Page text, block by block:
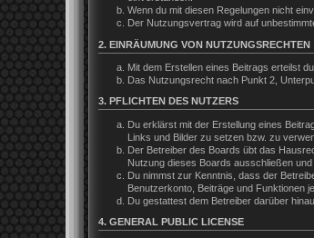
Wenn du mit diesen Regelungen nicht
Der Nutzungsvertrag wird auf
2. EINRÄUMUNG VON NUTZUNGSRECHTEN
Mit dem Erstellen eines Beitrags erteilst
Das Nutzungsrecht nach Punkt 2,
3. PFLICHTEN DES NUTZERS
Du erklärst mit der Erstellung eines
Links und Bilder zu setzen bzw. zu
Der Betreiber des Boards übt das
Nutzung dieses Boards ausschließen
Du nimmst zur Kenntnis, dass der
Benutzerkonto, Beiträge und Funktionen
Du gestattest dem Betreiber darüber
4. GENERAL PUBLIC LICENSE